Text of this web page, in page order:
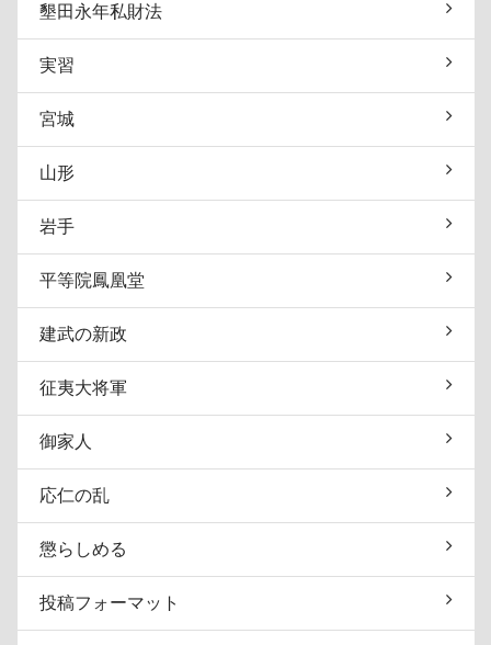
墾田永年私財法
実習
宮城
山形
岩手
平等院鳳凰堂
建武の新政
征夷大将軍
御家人
応仁の乱
懲らしめる
投稿フォーマット